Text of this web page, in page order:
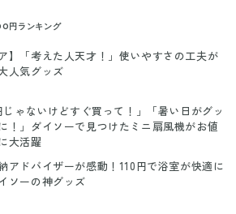
円ランキング
ア】「考えた人天才！」使いやすさの工夫が
人気グッズ
じゃないけどすぐ買って！」「暑い日がグッ
！」ダイソーで見つけたミニ扇風機がお値
大活躍
アドバイザーが感動！110円で浴室が快適に
ソーの神グッズ